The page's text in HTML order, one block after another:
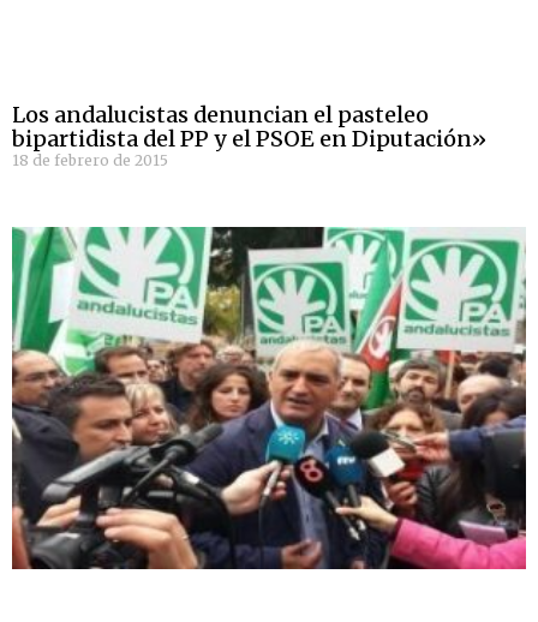
Los andalucistas denuncian el pasteleo
bipartidista del PP y el PSOE en Diputación»
18 de febrero de 2015